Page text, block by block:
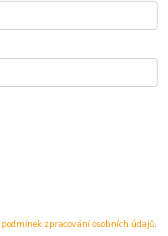
podmínek zpracování osobních údajů.